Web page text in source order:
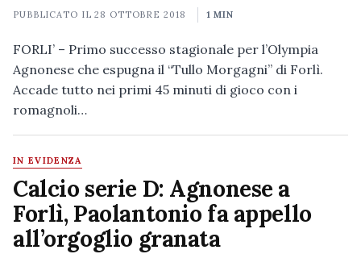
PUBBLICATO IL28 OTTOBRE 2018 1 MIN
FORLI’ – Primo successo stagionale per l’Olympia
Agnonese che espugna il “Tullo Morgagni” di Forlì.
Accade tutto nei primi 45 minuti di gioco con i
romagnoli…
IN EVIDENZA
Calcio serie D: Agnonese a
Forlì, Paolantonio fa appello
all’orgoglio granata